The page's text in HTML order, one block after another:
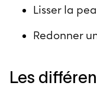
Lisser la
Redonner
Les